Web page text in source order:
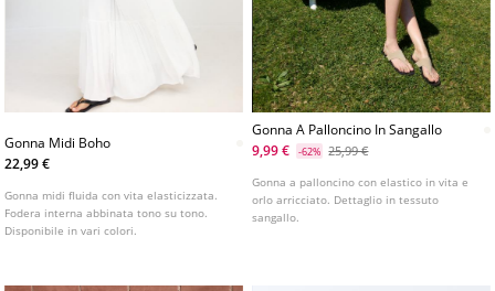
Gonna Midi Boho
22,99 €
Gonna midi fluida con vita elasticizzata.
Fodera interna abbinata tono su tono.
Disponibile in vari colori.
Gonna A Palloncino In Sangallo
9,99 €
-62% 25,99 €
Gonna a palloncino con elastico in vita e
orlo arricciato. Dettaglio in tessuto
sangallo.